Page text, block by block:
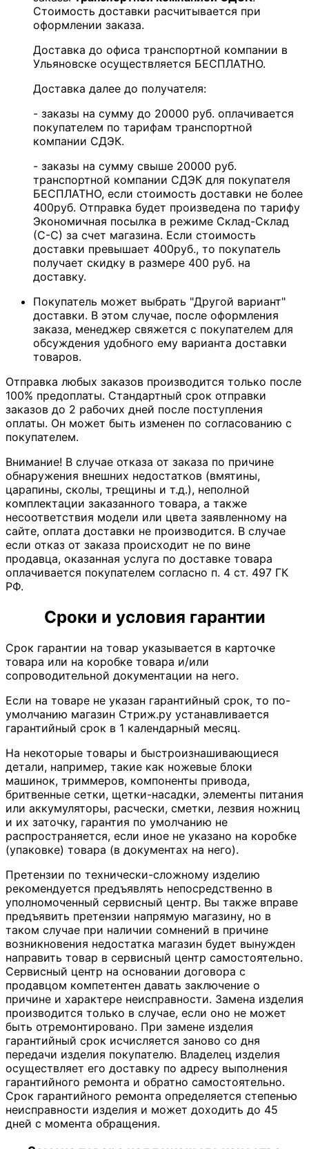
Стоимость доставки расчитывается при
оформлении заказа.
Доставка до офиса транспортной компании в
Ульяновске осуществляется БЕСПЛАТНО.
Доставка далее до получателя:
- заказы на сумму до 20000 руб. оплачивается
покупателем по тарифам транспортной
компании СДЭК.
- заказы на сумму свыше 20000 руб.
транспортной компании СДЭК для покупателя
БЕСПЛАТНО, если стоимость доставки не более
400руб. Отправка будет произведена по тарифу
Экономичная посылка в режиме Склад-Склад
(С-С) за счет магазина. Если стоимость
доставки превышает 400руб., то покупатель
получает скидку в размере 400 руб. на
доставку.
Покупатель может выбрать "Другой вариант"
доставки. В этом случае, после оформления
заказа, менеджер свяжется с покупателем для
обсуждения удобного ему варианта доставки
товаров.
Отправка любых заказов производится только после
100% предоплаты. Стандартный срок отправки
заказов до 2 рабочих дней после поступления
оплаты. Он может быть изменен по согласованию с
покупателем.
Внимание! В случае отказа от заказа по причине
обнаружения внешних недостатков (вмятины,
царапины, сколы, трещины и т.д.), неполной
комплектации заказанного товара, а также
несоответствия модели или цвета заявленному на
сайте, оплата доставки не производится. В случае
если отказ от заказа происходит не по вине
продавца, оказанная услуга по доставке товара
оплачивается покупателем согласно п. 4 ст. 497 ГК
РФ.
Сроки и условия гарантии
Срок гарантии на товар указывается в карточке
товара или на коробке товара и/или
сопроводительной документации на него.
Если на товаре не указан гарантийный срок, то по-
умолчанию магазин Стриж.ру устанавливается
гарантийный срок в 1 календарный месяц.
На некоторые товары и быстроизнашивающиеся
детали, например, такие как ножевые блоки
машинок, триммеров, компоненты привода,
бритвенные сетки, щетки-насадки, элементы питания
или аккумуляторы, расчески, сметки, лезвия ножниц
и их заточку, гарантия по умолчанию не
распространяется, если иное не указано на коробке
(упаковке) товара (в документах на него).
Претензии по технически-сложному изделию
рекомендуется предъявлять непосредственно в
уполномоченный сервисный центр. Вы также вправе
предъявить претензии напрямую магазину, но в
таком случае при наличии сомнений в причине
возникновения недостатка магазин будет вынужден
направить товар в сервисный центр самостоятельно.
Сервисный центр на основании договора с
продавцом компетентен давать заключение о
причине и характере неисправности. Замена изделия
производится только в случае, если оно не может
быть отремонтировано. При замене изделия
гарантийный срок исчисляется заново со дня
передачи изделия покупателю. Владелец изделия
осуществляет его доставку по адресу выполнения
гарантийного ремонта и обратно самостоятельно.
Срок гарантийного ремонта определяется степенью
неисправности изделия и может доходить до 45
дней с момента обращения.